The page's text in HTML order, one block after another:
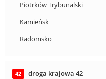
Piotrków Trybunalski
Kamieńsk
Radomsko
42
droga krajowa 42